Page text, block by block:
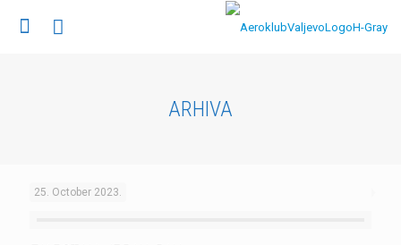
ARHIVA
25. October 2023.